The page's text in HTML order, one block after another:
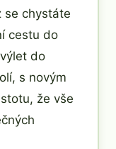
se chystáte
cestu do
do
s novým
že vše